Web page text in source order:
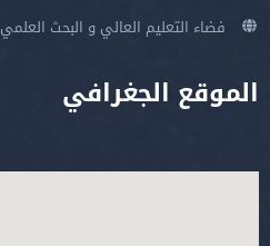
فضاء التعليم العالي و البحث العلمي
الموقع الجغرافي